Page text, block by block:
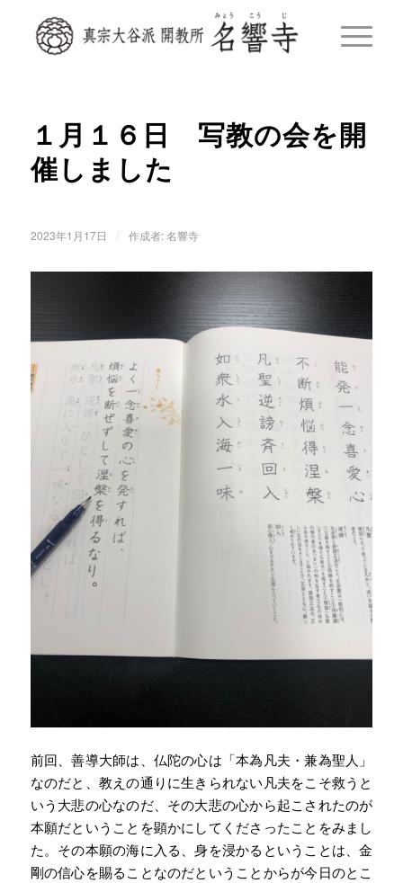
１月１６日 写教の会を開
催しました
2023年1月17日 作成者:名響寺
前回、善導大師は、仏陀の心は「本為凡夫・兼為聖人」
なのだと、教えの通りに生きられない凡夫をこそ救うと
いう大悲の心なのだ、その大悲の心から起こされたのが
本願だということを顕かにしてくださったことをみまし
た。その本願の海に入る、身を浸かるということは、金
剛の信心を賜ることなのだということからが今日のとこ